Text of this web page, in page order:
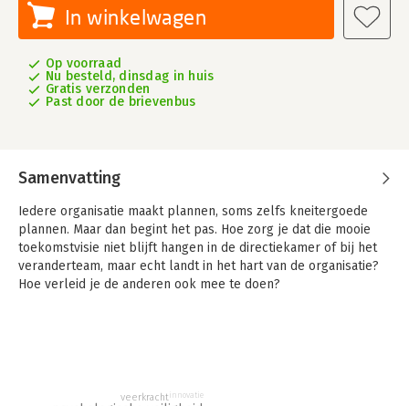
In winkelwagen
Op voorraad
Nu besteld, dinsdag in huis
Gratis verzonden
Past door de brievenbus
Samenvatting
Iedere organisatie maakt plannen, soms zelfs kneitergoede
plannen. Maar dan begint het pas. Hoe zorg je dat die mooie
toekomstvisie niet blijft hangen in de directiekamer of bij het
veranderteam, maar echt landt in het hart van de organisatie?
Hoe verleid je de anderen ook mee te doen?
veerkrachtinnovatie